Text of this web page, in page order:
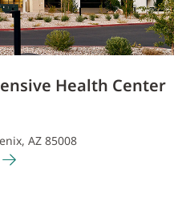
Health Center
AZ 85008